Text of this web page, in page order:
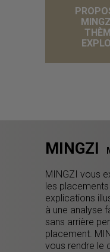
MINGZI
MINGZI vous
les
explications
à une analyse
sans arrière
placement.
vous rendre le